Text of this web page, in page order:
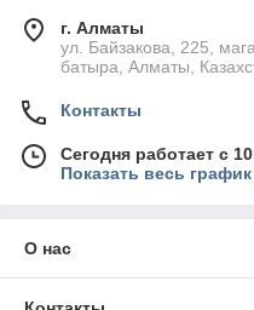
г. Алматы
ул. Байзакова, 225,
батыра, Алматы,
Контакты
Сегодня работает с
Показать весь
О нас